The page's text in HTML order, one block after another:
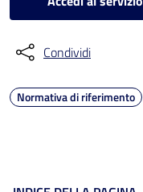
Condividi
Normativa di riferimento